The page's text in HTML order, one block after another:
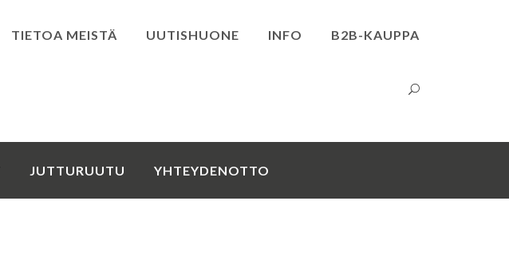
TIETOA MEISTÄ UUTISHUONE INFO B2B-KAUPPA
JUTTURUUTU YHTEYDENOTTO